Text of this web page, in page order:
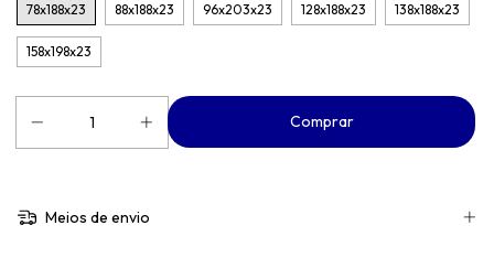
78x188x23 88x188x23 96x203x23 128x188x23 138x188x23
158x198x23
Meios de envio